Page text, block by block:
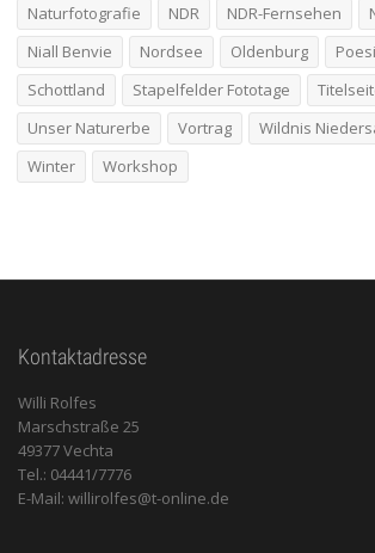
Naturfotografie
NDR NDR-Fernsehen
Niall Benvie
Nordsee Oldenburg
Schottland
Stapelfelder Fototage
Unser Naturerbe
Vortrag
Wildnis
Winter
Workshop
Kontaktadresse
Willi Rolfes
Marschstraße 25
49377 Vechta
Tel.: 04441/7776
E-Mail: willirolfes@t-online.de